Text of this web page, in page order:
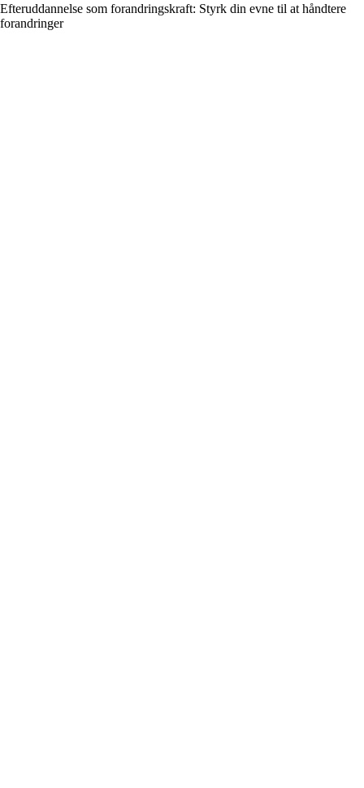
Efteruddannelse som forandringskraft: Styrk din evne til at håndtere
forandringer